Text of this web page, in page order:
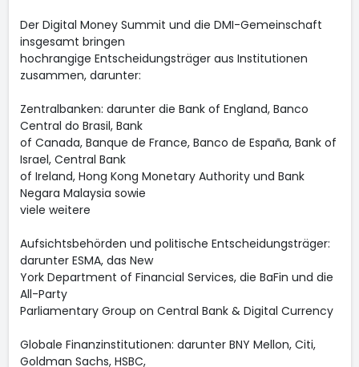
Der Digital Money Summit und die DMI-Gemeinschaft
insgesamt bringen
hochrangige Entscheidungsträger aus Institutionen
zusammen, darunter:
Zentralbanken: darunter die Bank of England, Banco
Central do Brasil, Bank
of Canada, Banque de France, Banco de España, Bank of
Israel, Central Bank
of Ireland, Hong Kong Monetary Authority und Bank
Negara Malaysia sowie
viele weitere
Aufsichtsbehörden und politische Entscheidungsträger:
darunter ESMA, das New
York Department of Financial Services, die BaFin und die
All-Party
Parliamentary Group on Central Bank & Digital Currency
Globale Finanzinstitutionen: darunter BNY Mellon, Citi,
Goldman Sachs, HSBC,